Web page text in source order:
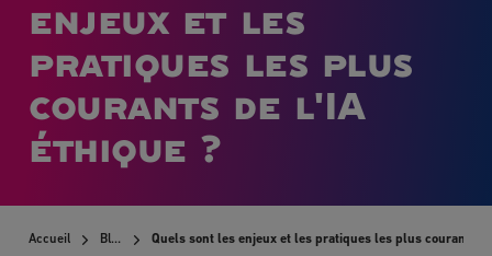
enjeux et les
pratiques les plus
courants de l'IA
éthique ?
Accueil Blog Quels sont les enjeux et les pratiques les plus courants